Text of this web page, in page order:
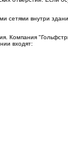
сетями внутри
Компания
входят: